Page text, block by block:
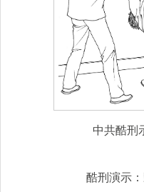
中共酷刑
酷刑演示